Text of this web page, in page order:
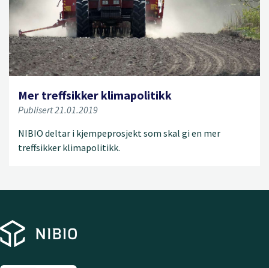
Mer treffsikker klimapolitikk
Publisert 21.01.2019
NIBIO deltar i kjempeprosjekt som skal gi en mer
treffsikker klimapolitikk.